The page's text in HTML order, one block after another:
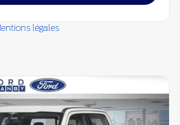
légales